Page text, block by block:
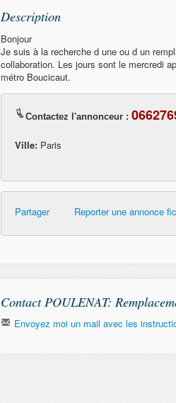
Description
Bonjour
Je suis à la recherche d une ou d un
collaboration. Les jours sont le mercredi
métro Boucicaut.
Contactez l'annonceur :
Ville: Paris
Partager Reporter une annonce
Contact POULENAT:
Envoyez moi un mail avec les